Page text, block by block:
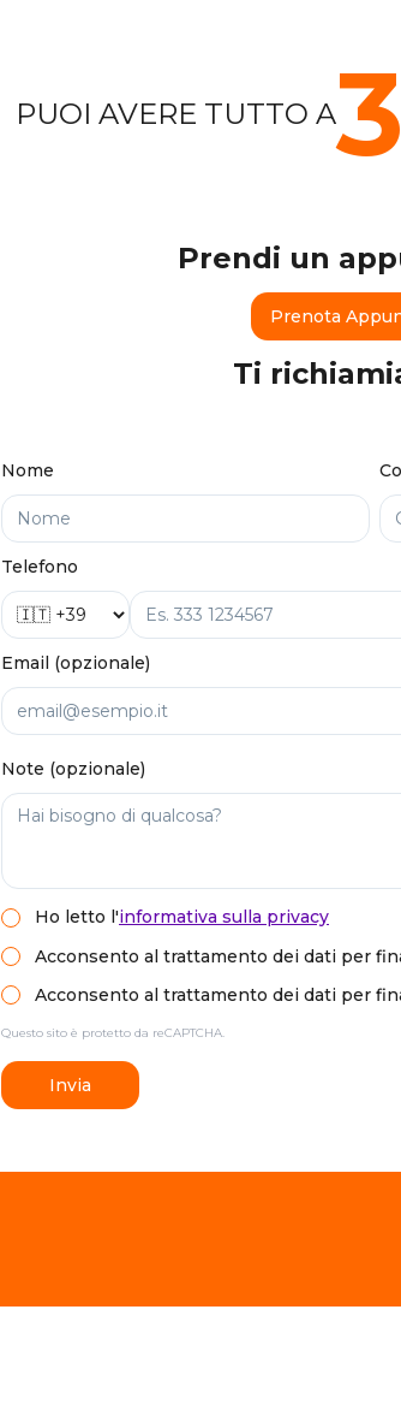
PUOI AVERE TUTTO A
Prendi un
Prenota
Ti
Nome
Telefono
Email (opzionale)
Note (opzionale)
Ho letto l'informativa sulla privacy
Acconsento al trattamento dei dati per
Acconsento al trattamento dei dati per
Questo sito è protetto da reCAPTCHA.
Invia